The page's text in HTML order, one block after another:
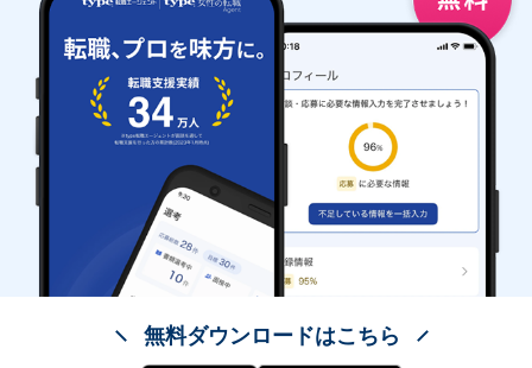
無料ダウンロードはこちら